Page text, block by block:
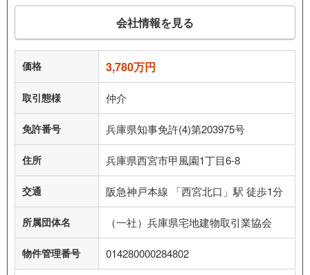
会社情報を見る
価格 3,780万円
取引態様 仲介
免許番号 兵庫県知事免許(4)第203975号
住所 兵庫県西宮市甲風園1丁目6-8
交通 阪急神戸本線 「西宮北口」駅 徒歩1分
所属団体名 （一社）兵庫県宅地建物取引業協会
物件管理番号 014280000284802